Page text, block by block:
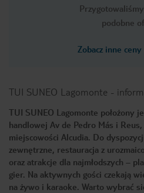
podobne
Zobacz inne
TUI SUNEO Lagomonte -
TUI SUNEO Lagomonte położony
handlowej Av de Pedro Más i
miejscowości Alcudia. Do
zewnętrzne, restauracja z
oraz atrakcje dla najmłodszych –
gier. Na aktywnych gości czekają
na żywo i karaoke. Warto wybrać